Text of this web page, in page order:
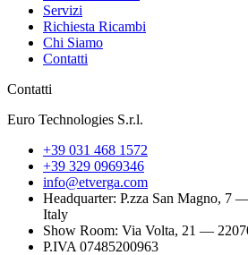
Servizi
Richiesta Ricambi
Chi Siamo
Contatti
Contatti
Euro Technologies S.r.l.
+39 031 468 1572
+39 329 0969346
info@etverga.com
Headquarter: P.zza San Magno, 7
Italy
Show Room: Via Volta, 21 —
P.IVA 07485200963